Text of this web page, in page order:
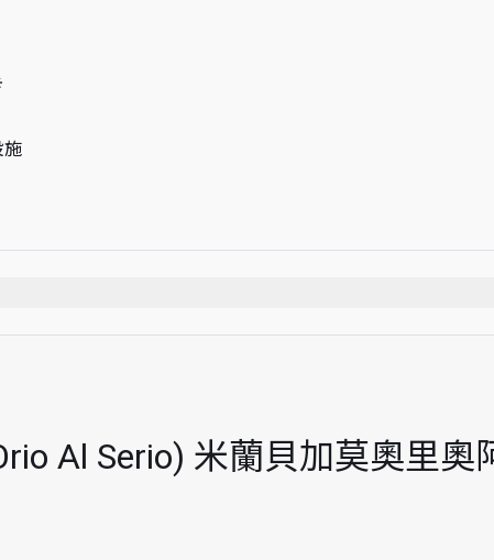
施
：3 小時
Al Serio) 米蘭貝加莫奧里